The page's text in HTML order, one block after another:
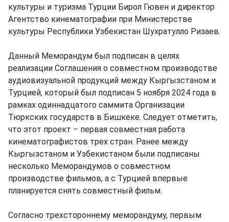
культуры и туризма Турции Бирол Гювен и директор
Агентство кинематографии при Министерстве
культуры Республики Узбекистан Шухратулло Ризаев.
Данный Меморандум был подписан в целях
реализации Соглашения о совместном производстве
аудиовизуальной продукций между Кыргызстаном и
Турцией, который был подписан 5 ноября 2024 года в
рамках одиннадцатого саммита Организации
Тюркских государств в Бишкеке. Следует отметить,
что этот проект – первая совместная работа
кинематографистов трех стран. Ранее между
Кыргызстаном и Узбекистаном были подписаны
несколько Меморандумов о совместном
производстве фильмов, а с Турцией впервые
планируется снять совместный фильм.
Согласно трехстороннему меморандуму, первым